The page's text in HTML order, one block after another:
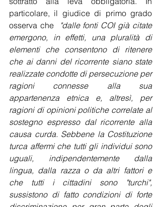
particolare, il giudice di primo grado
osserva che
"dalle fonti COI già citate
emergono, in effetti, una pluralità di
elementi che consentono di ritenere
che ai danni del ricorrente siano state
realizzate condotte di persecuzione per
ragioni connesse alla sua
appartenenza etnica e, altresì, per
ragioni di opinioni politiche correlate al
sostegno espresso dal ricorrente alla
causa curda. Sebbene la Costituzione
turca affermi che tutti gli individui sono
uguali, indipendentemente dalla
lingua, dalla razza o da altri fattori e
che tutti i cittadini sono "turchi",
sussistono di fatto condizioni di forte